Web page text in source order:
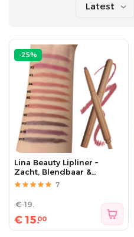
Latest
-25%
Lina Beauty Lipliner –
Zacht, Blendbaar &
Langhoudend
7
€15.00
€19.